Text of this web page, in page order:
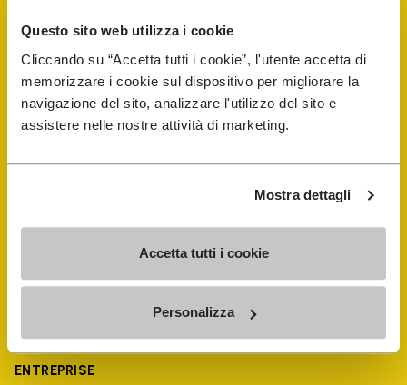
Questo sito web utilizza i cookie
Cliccando su “Accetta tutti i cookie”, l'utente accetta di
memorizzare i cookie sul dispositivo per migliorare la
navigazione del sito, analizzare l'utilizzo del sito e
assistere nelle nostre attività di marketing.
Mostra dettagli
Accetta tutti i cookie
Personalizza
FiveFingers Guide
E-SHOP
Trouver un cordonnier
ENTREPRISE